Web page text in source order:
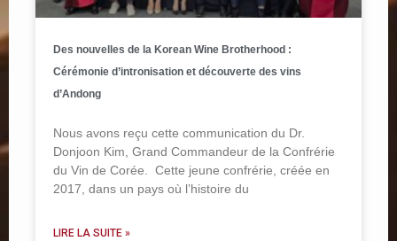
Des nouvelles de la Korean Wine Brotherhood :
Cérémonie d’intronisation et découverte des vins
d’Andong
Nous avons reçu cette communication du Dr.
Donjoon Kim, Grand Commandeur de la Confrérie
du Vin de Corée. Cette jeune confrérie, créée en
2017, dans un pays où l’histoire du
LIRE LA SUITE »